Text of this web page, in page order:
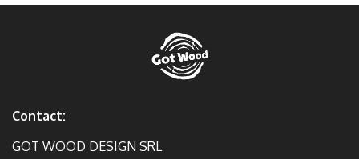
Contact:
GOT WOOD DESIGN SRL